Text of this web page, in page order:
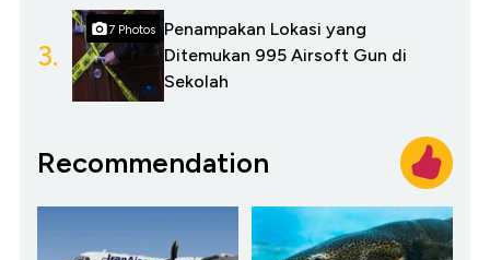
3.
7 Photos
Penampakan Lokasi yang
Ditemukan 995 Airsoft Gun di
Sekolah
Recommendation